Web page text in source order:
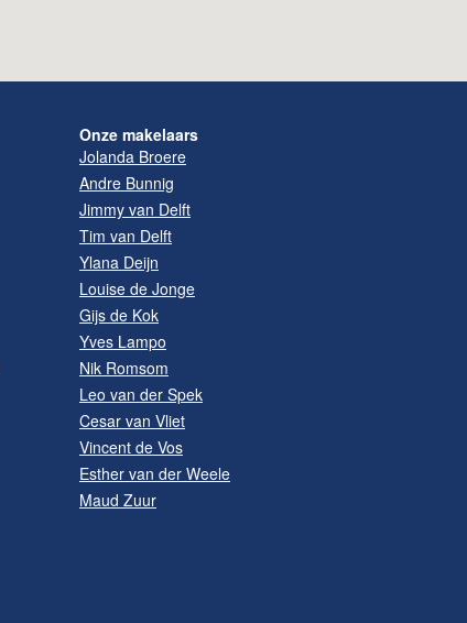
Onze makelaars
Jolanda Broere
Andre Bunnig
Jimmy van Delft
Tim van Delft
Ylana Deijn
Louise de Jonge
Gijs de Kok
Yves Lampo
Nik Romsom
Leo van der Spek
Cesar van Vliet
Vincent de Vos
Esther van der Weele
Maud Zuur